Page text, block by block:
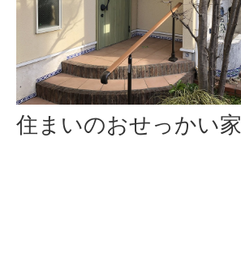
住まいのおせっかい家